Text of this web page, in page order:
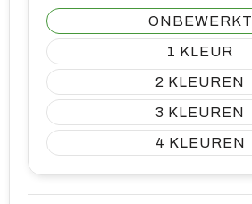
ONBEWERKT
1
2
3
4